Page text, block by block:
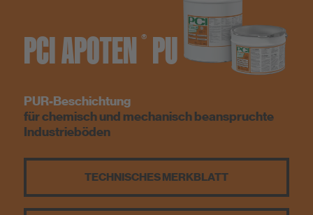
Services
Wissen
Über uns
Nachhaltigkeit
PCIAPOTEN ® PU
PUR-Beschichtung
für chemisch und mechanisch beanspruchte
Industrieböden
TECHNISCHES MERKBLATT